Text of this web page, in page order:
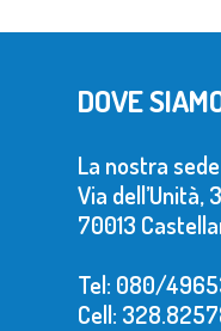
DOVE
La nostra
Via dell’Unità,
70013
Tel: 080/
Cell: